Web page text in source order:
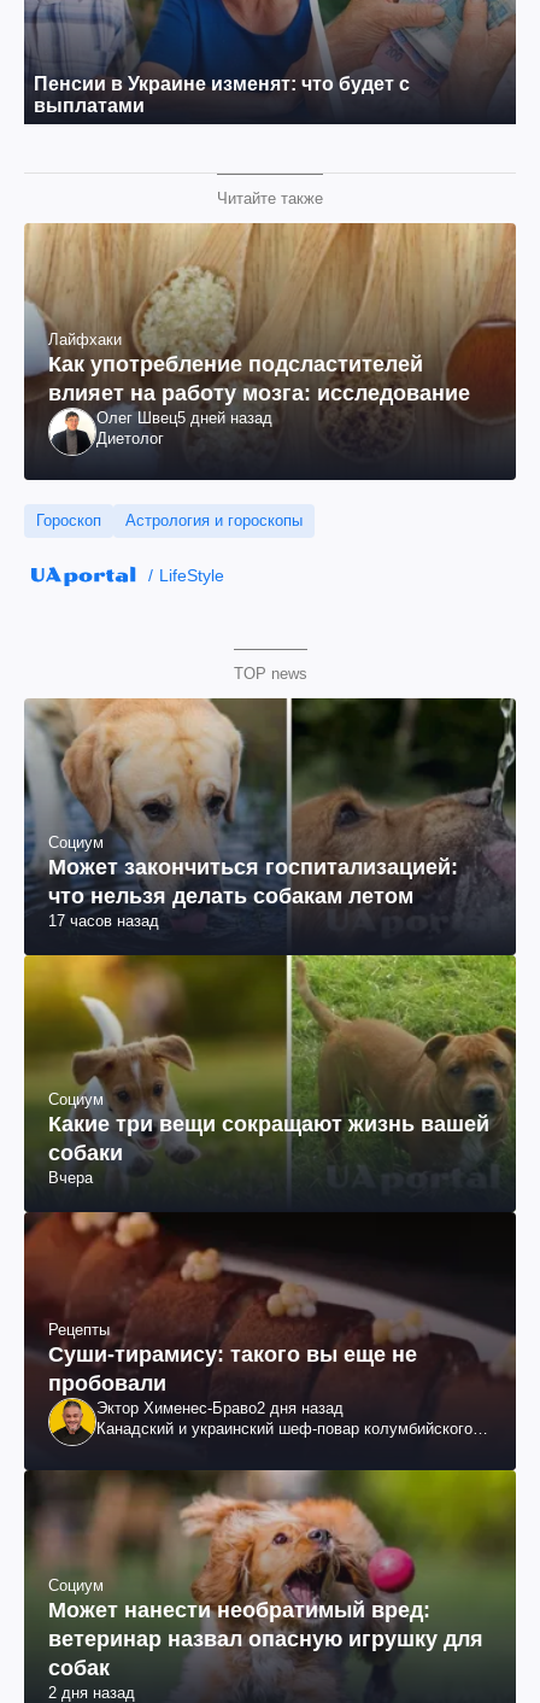
Читайте также
Лайфхаки
Как употребление подсластителей
влияет на работу мозга: исследование
Олег Швец5 дней назад
Диетолог
Гороскоп Астрология и гороскопы
LifeStyle
TOP news
Социум
Может закончиться госпитализацией:
что нельзя делать собакам летом
17 часов назад
Социум
Какие три вещи сокращают жизнь вашей
собаки
Вчера
Рецепты
Суши-тирамису: такого вы еще не
пробовали
Эктор Хименес-Браво2 дня назад
Канадский и украинский шеф-повар колумбийского
Социум
Может нанести необратимый вред:
ветеринар назвал опасную игрушку для
собак
2 дня назад